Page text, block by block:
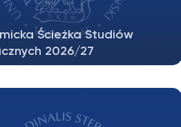
Ścieżka Studiów
2026/27
studiów w ramach